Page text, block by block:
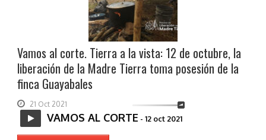
Vamos al corte. Tierra a la vista: 12 de octubre, la
liberación de la Madre Tierra toma posesión de la
finca Guayabales
21 Oct 2021
VAMOS AL CORTE - 12 oct 2021